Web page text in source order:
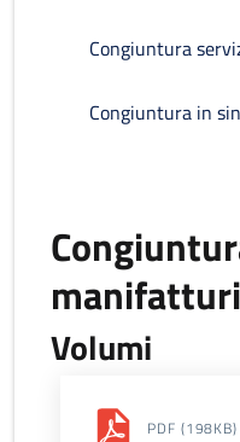
Congiuntura
Congiuntura in
Volumi
PDF (198KB)